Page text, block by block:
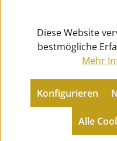
Mundstücke
Diese Website
bestmögliche
Mehr
Konfigurieren
Alle